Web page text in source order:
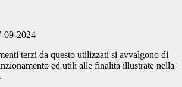
09-2024
terzi da questo utilizzati si avvalgono di
ed utili alle finalità illustrate nella
.